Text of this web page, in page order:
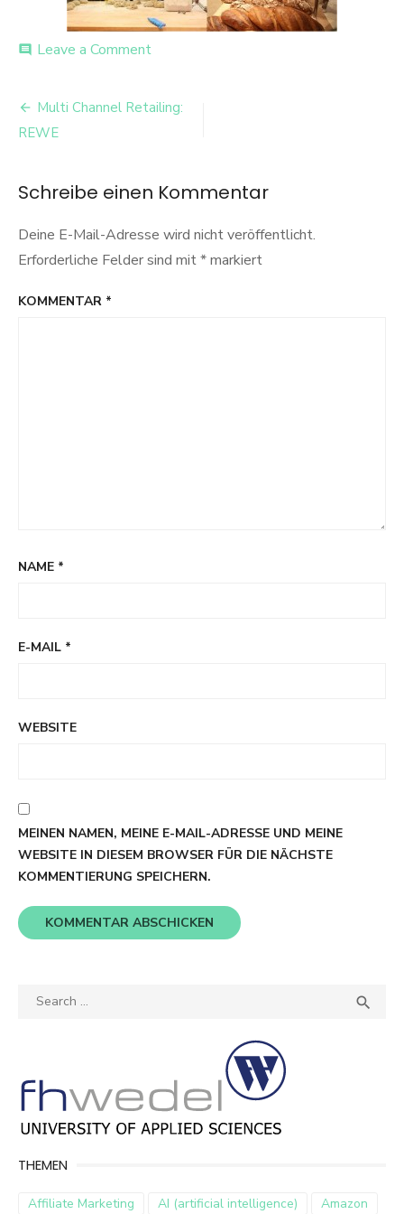
comment Leave a Commenton
Beitrags-
Navigation
Multi Channel Retailing:
REWE
Schreibe einen Kommentar
Deine E-Mail-Adresse wird nicht veröffentlicht.
Erforderliche Felder sind mit*markiert
KOMMENTAR *
NAME *
E-MAIL *
WEBSITE
MEINEN NAMEN, MEINE E-MAIL-ADRESSE UND MEINE
WEBSITE IN DIESEM BROWSER FÜR DIE NÄCHSTE
KOMMENTIERUNG SPEICHERN.
Search

THEMEN
Affiliate Marketing AI (artificial intelligence) Amazon